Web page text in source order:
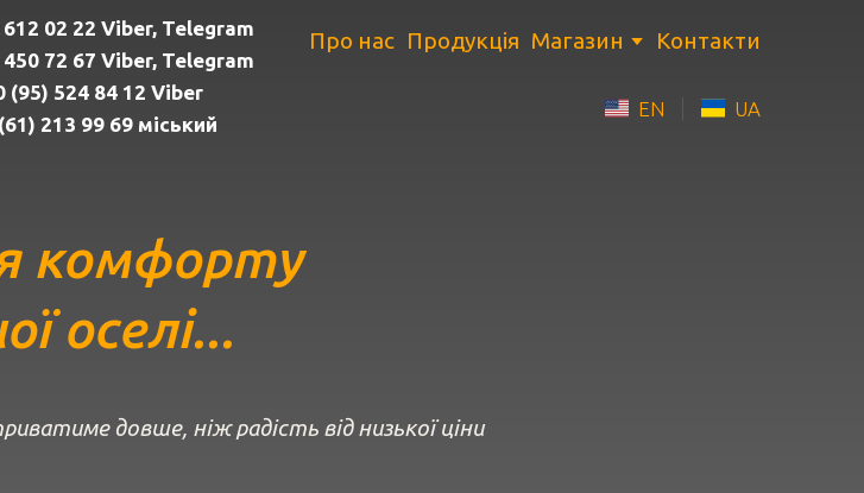
02 22 Viber, Telegram
72 67 Viber, Telegram
(95) 524 84 12 Viber
213 99 69 міський
Про нас Продукція Магазин Контакти
EN UA
комфорту
оселі...
довше, ніж радість від низької ціни